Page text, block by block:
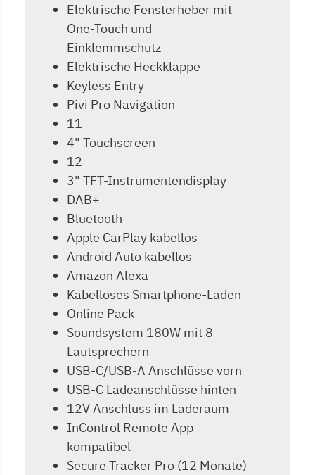
Elektrische Fensterheber mit
One-Touch und
Einklemmschutz
Elektrische Heckklappe
Keyless Entry
Pivi Pro Navigation
11
4" Touchscreen
12
3" TFT-Instrumentendisplay
DAB+
Bluetooth
Apple CarPlay kabellos
Android Auto kabellos
Amazon Alexa
Kabelloses Smartphone-Laden
Online Pack
Soundsystem 180W mit 8
Lautsprechern
USB-C/USB-A Anschlüsse vorn
USB-C Ladeanschlüsse hinten
12V Anschluss im Laderaum
InControl Remote App
kompatibel
Secure Tracker Pro (12 Monate)